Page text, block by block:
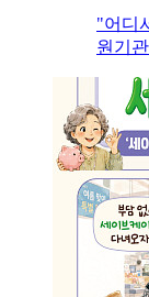
"어디
원기